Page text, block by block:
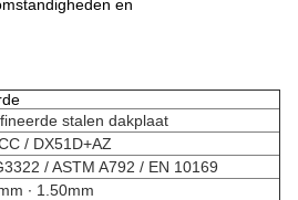
en
stalen dakplaat
/ DX51D+AZ
/ ASTM A792 / EN 10169
∙ 1.50mm